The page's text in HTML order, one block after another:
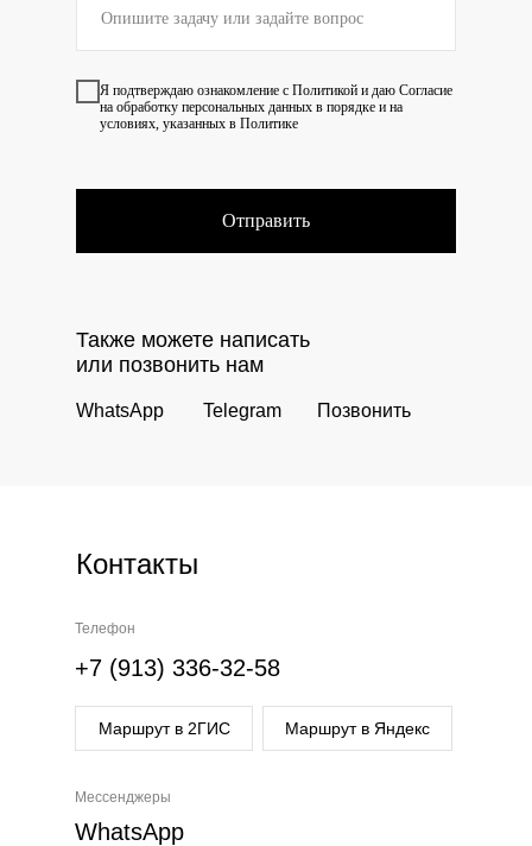
Я подтверждаю ознакомление с Политикой и даю Согласие
на обработку персональных данных в порядке и на
условиях, указанных в Политике
Отправить
Позвонить
Telegram
WhatsApp
Также можете написать
или позвонить нам
Контакты
Мессенджеры
WhatsApp
Телефон
+7 (913) 336-32-58
Маршрут в 2ГИС Маршрут в Яндекс